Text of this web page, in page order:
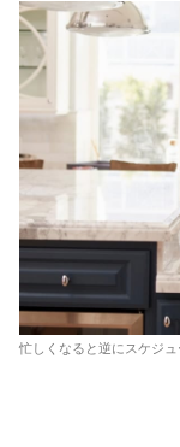
忙しくなると逆にスケジ